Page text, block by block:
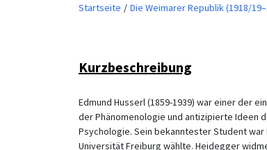
Startseite Die Weimarer Republik (1918/
Kurzbeschreibung
Edmund Husserl (1859-1939) war einer der
der Phänomenologie und antizipierte Ideen
Psychologie. Sein bekanntester Student
Universität Freiburg wählte. Heidegger